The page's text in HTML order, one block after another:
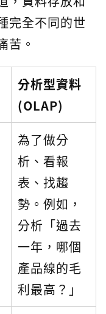
完全不同的世
苦。
分析型資料
(OLAP)
為了做分
析、看報
表、找趨
勢。例如，
分析「過去
一年，哪個
產品線的毛
利最高？」